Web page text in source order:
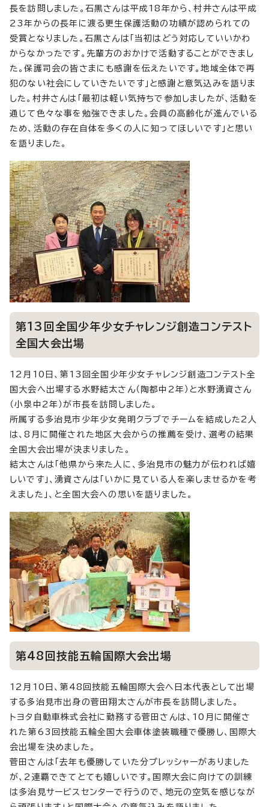
長を訪問しました。石黒さんは平成18年から、村井さんは平成
23年からの長年に渡る更生保護活動の功績が認められての
受賞となりました。石黒さんは「当初はどう対応していいかわ
からなかったです。先輩方のおかけで活動することができまし
た。保護司会の皆さまにも感謝を伝えたいです。地域全体で再
犯のない社会にしていきたいです」と感謝と意気込みを語りま
した。村井さんは「最初は軽い気持ちで参加しましたが、活動を
通じて色々な事を勉強できました。会員の高齢化が進んでいる
ため、活動の存在自体を多くの人に知ってほしいです」と思い
を語りました。
第13回全国少年少女チャレンジ創造コンテスト
全国大会出場
12月10日、第13回全国少年少女チャレンジ創造コンテスト全
国大会へ出場する水野結太さん（陶都中2年）と水野湧資さん
（小泉中2年）が市長を訪問しました。
所属する多治見市少年少女発明クラブでチームを結成した2人
は、8月に開催された地区大会からの推薦を受け、選考の結果
全国大会出場が決まりました。
結太さんは「他県から来た人に、多治見市の魅力が伝われば嬉
しいです」、湧資さんは「いかに見ている人を楽しませるかを考
えました」、と全国大会への思いを語りました。
第48回技能五輪国際大会出場
12月10日、第48回技能五輪国際大会へ日本代表として出場
する多治見市出身の菅田翔太さんが市長を訪問しました。
トヨタ自動車株式会社に勤務する菅田さんは、10月に開催さ
れた第63回技能五輪全国大会車体塗装職種で優勝し、国際大
会出場を決めました。
菅田さんは「去年も優勝していた分プレッシャーがありました
が、2連覇できてとても嬉しいです。国際大会に向けての訓練
は多治見サービスセンターで行うので、地元の空気を感じなが